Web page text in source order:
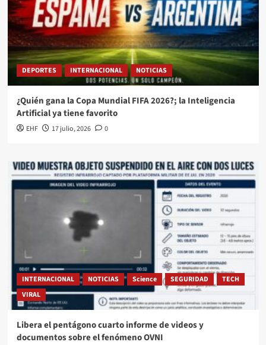
DEPORTES INTERNACIONAL NOTICIAS
¿Quién gana la Copa Mundial FIFA 2026?; la Inteligencia
Artificial ya tiene favorito
EHF 17 julio, 2026 0
INTERNACIONAL NOTICIAS Science SEGURIDAD
TECH
VIRAL
Libera el pentágono cuarto informe de videos y
documentos sobre el fenómeno OVNI